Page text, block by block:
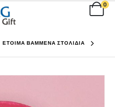
0
ΕΤΟΙΜΑ ΒΑΜΜΕΝΑ ΣΤΟΛΙΔΙΑ